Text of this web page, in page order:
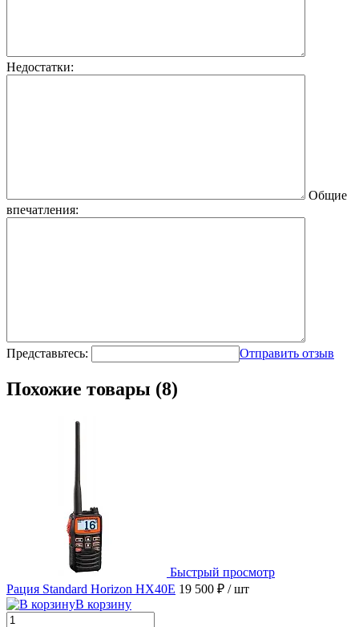
Недостатки:
Общие
впечатления:
Представьтесь: Отправить отзыв
Похожие товары (8)
Быстрый просмотр
Рация Standard Horizon HX40E 19 500 ₽ / шт
В корзину